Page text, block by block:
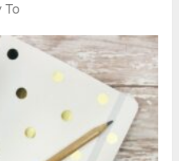
To